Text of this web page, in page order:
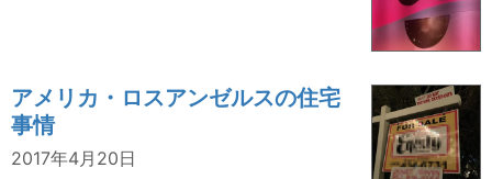
アメリカ・ロスアンゼルスの住宅
事情
2017年4月20日